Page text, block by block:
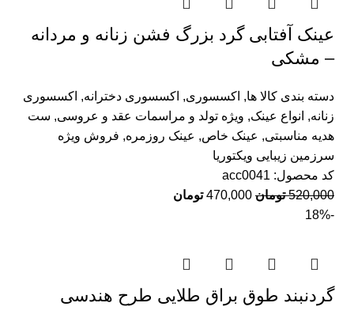
عینک آفتابی گرد بزرگ فشن زنانه و مردانه
– مشکی
دسته بندی کالا ها, اکسسوری, اکسسوری دخترانه, اکسسوری
زنانه, انواع عینک, ویژه تولد و مراسمات عقد و عروسی, ست
هدیه مناسبتی, عینک خاص, عینک روزمره, فروش ویژه
سرزمین زیبایی ویکتوریا
کد محصول: acc0041
520,000 تومان 470,000 تومان
-18%
گردنبند طوق براق طلایی طرح هندسی